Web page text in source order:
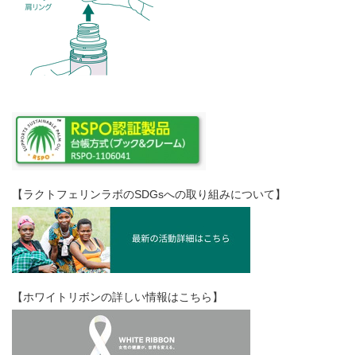
【ラクトフェリンラボのSDGsへの取り組みについて】
【ホワイトリボンの詳しい情報はこちら】